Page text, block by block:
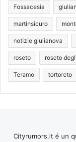
Fossacesia
martinsicuro
notizie giulianova
roseto roseto
Teramo tortoreto
Cityrumors.it é un